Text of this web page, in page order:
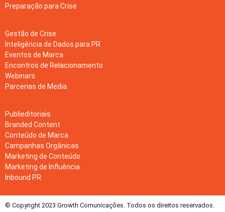
Preparação para Crise
Gestão de Crise
Inteligência de Dados para PR
Eventos de Marca
Encontros de Relacionamento
Webinars
Parcerias de Media
Publieditoriais
Branded Content
Conteúdo de Marca
Campanhas Orgânicas
Marketing de Conteúdo
Marketing de Influência
Inbound PR
© Copyright 2023 Growth Comunicações. Todos os direitos reservados.